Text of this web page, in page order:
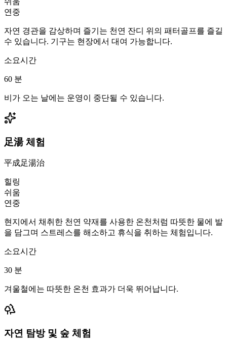
연중
자연 경관을 감상하며 즐기는 천연 잔디 위의 패터골프를 즐길
수 있습니다. 기구는 현장에서 대여 가능합니다.
소요시간
60 분
비가 오는 날에는 운영이 중단될 수 있습니다.
足湯 체험
平成足湯治
힐링
쉬움
연중
현지에서 채취한 천연 약재를 사용한 온천처럼 따뜻한 물에 발
을 담그며 스트레스를 해소하고 휴식을 취하는 체험입니다.
소요시간
30 분
겨울철에는 따뜻한 온천 효과가 더욱 뛰어납니다.
자연 탐방 및 숲 체험